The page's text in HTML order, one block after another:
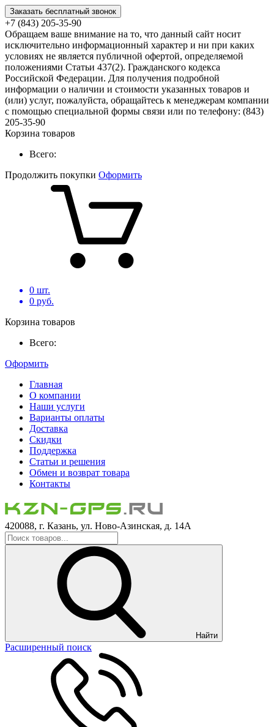
Заказать бесплатный звонок
+7 (843) 205-35-90
Обращаем ваше внимание на то, что данный сайт носит
исключительно информационный характер и ни при каких
условиях не является публичной офертой, определяемой
положениями Статьи 437(2). Гражданского кодекса
Российской Федерации. Для получения подробной
информации о наличии и стоимости указанных товаров и
(или) услуг, пожалуйста, обращайтесь к менеджерам компании
с помощью специальной формы связи или по телефону: (843)
205-35-90
Корзина товаров
Всего:
Продолжить покупки Оформить
0 шт.
0 руб.
Корзина товаров
Всего:
Оформить
Главная
О компании
Наши услуги
Варианты оплаты
Доставка
Скидки
Поддержка
Статьи и решения
Обмен и возврат товара
Контакты
420088, г. Казань, ул. Ново-Азинская, д. 14А
Найти
Расширенный поиск